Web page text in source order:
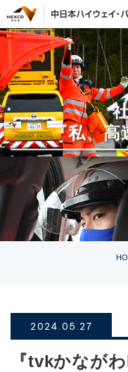
『私、高
2024.05.27
『tvkかなが